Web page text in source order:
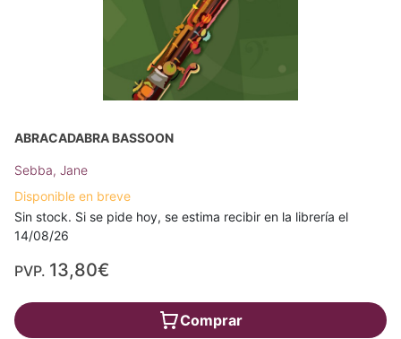
ABRACADABRA BASSOON
Sebba, Jane
Disponible en breve
Sin stock. Si se pide hoy, se estima recibir en la librería el
14/08/26
PVP. 13,80€
Comprar